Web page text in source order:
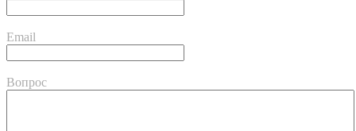
Email
Вопрос